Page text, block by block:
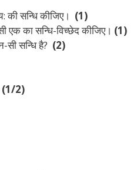
सन्धि कीजिए। (1)
एक का सन्धि-विच्छेद कीजिए। (1)
सी सन्धि है? (2)
(1/2)